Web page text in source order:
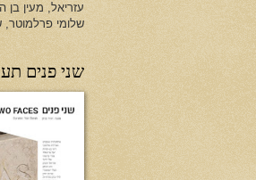
עזריאל, מעין בן
שלומי פרלמוטר,
שני פנים